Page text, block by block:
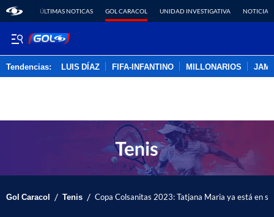
ÚLTIMAS NOTICAS GOL CARACOL UNIDAD INVESTIGATIVA NOTICIAS
Tendencias: LUIS DÍAZ FIFA-INFANTINO MILLONARIOS
Gol Caracol / Tenis / Copa Colsanitas 2023: Tatjana Maria ya está en